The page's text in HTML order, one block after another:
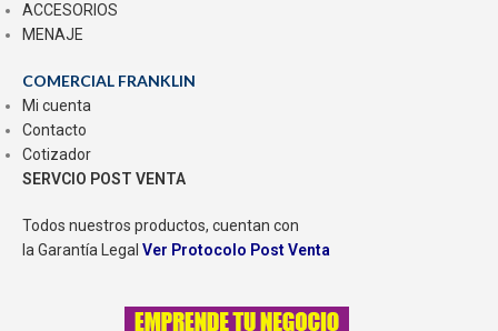
ACCESORIOS
MENAJE
COMERCIAL FRANKLIN
Mi cuenta
Contacto
Cotizador
SERVCIO POST VENTA
Todos nuestros productos, cuentan con
la Garantía Legal Ver Protocolo Post Venta